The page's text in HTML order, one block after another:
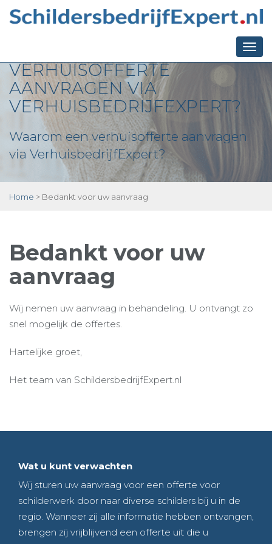
VERHUISOFFERTE
AANVRAGEN VIA
VERHUISBEDRIJFEXPERT?
Waarom een verhuisofferte aanvragen
via VerhuisbedrijfExpert?
Home > Bedankt voor uw aanvraag
Bedankt voor uw
aanvraag
Wij nemen uw aanvraag in behandeling. U ontvangt zo
snel mogelijk de offertes.
Hartelijke groet,
Het team van SchildersbedrijfExpert.nl
Wat u kunt verwachten
Wij sturen uw aanvraag voor een offerte voor
schilderwerk door naar diverse schilders bij u in de
regio. Wanneer zij alle informatie hebben ontvangen,
brengen zij vrijblijvend een offerte uit die u